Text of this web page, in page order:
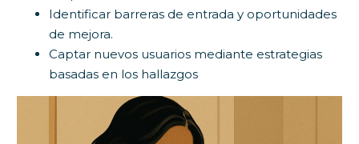
Identificar barreras de entrada y oportunidades
de mejora.
Captar nuevos usuarios mediante estrategias
basadas en los hallazgos